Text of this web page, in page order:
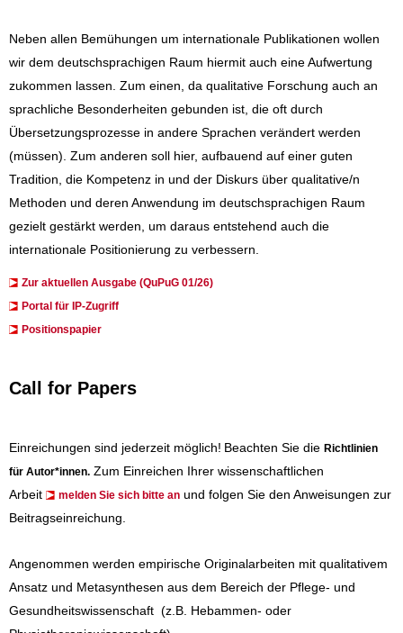
Neben allen Bemühungen um internationale Publikationen wollen
wir dem deutschsprachigen Raum hiermit auch eine Aufwertung
zukommen lassen. Zum einen, da qualitative Forschung auch an
sprachliche Besonderheiten gebunden ist, die oft durch
Übersetzungsprozesse in andere Sprachen verändert werden
(müssen). Zum anderen soll hier, aufbauend auf einer guten
Tradition, die Kompetenz in und der Diskurs über qualitative/n
Methoden und deren Anwendung im deutschsprachigen Raum
gezielt gestärkt werden, um daraus entstehend auch die
internationale Positionierung zu verbessern.
Zur aktuellen Ausgabe (QuPuG 01/26)
​​​Portal für IP-Zugriff
Positionspapier
Call for Papers
Einreichungen sind jederzeit möglich! Beachten Sie die Richtlinien
für Autor*innen. Zum Einreichen Ihrer wissenschaftlichen
Arbeit
melden Sie sich bitte an und folgen Sie den Anweisungen zur
Beitragseinreichung.
Angenommen werden empirische Originalarbeiten mit qualitativem
Ansatz und Metasynthesen aus dem Bereich der Pflege- und
Gesundheitswissenschaft (z.B. Hebammen- oder